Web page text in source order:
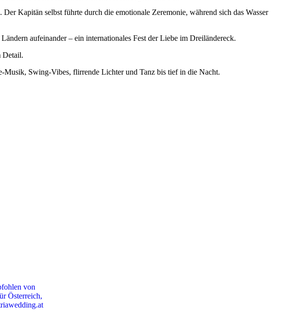
Kapitän selbst führte durch die emotionale Zeremonie, während sich das Wasser
aufeinander – ein internationales Fest der Liebe im Dreiländereck.
Detail.
Swing-Vibes, flirrende Lichter und Tanz bis tief in die Nacht.